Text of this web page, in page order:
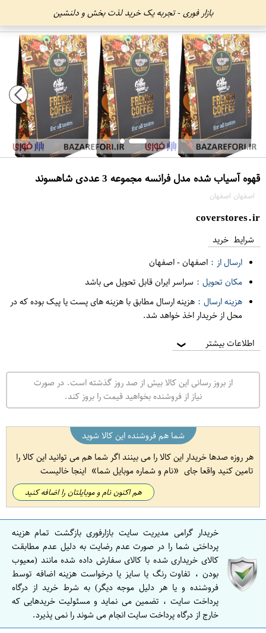
بازار فوری - تجربه یک خرید لذت بخش و دلنشین
قهوه آسیاب شده مدل فرانسه مجموعه 3 عددی شاهسوند
اصفهان اصفهان
coverstores.ir
شرایط خرید
ارسال از : اصفهان-اصفهان
مکان تحویل : سراسر ایران قابل تحویل می باشد
هزینه ارسال : هزینه ارسال مطابق با هزینه های پست یا پیک بوده که در
محل از خریدار اخذ خواهد شد.
اطلاعات بیشتر ❯
از بروز رسانی این کالا بیش از صد روز گذشته است. در صورت
نیاز از فروشنده بخواهید قیمت را بروز کند.
شما هم فروشنده این کالا شوید
هر روزه صدها خریدار این کالا را می بینند اگر شما هم می توانید این کالا را
تامین کنید واقعا جای
نام و شماره موبایل شما اینجا خالیست
هم اکنون نام و موبایلتان را اضافه کنید
خریدار گرامی مدیریت سایت بازارفوری بازگشت تمام هزینه
پرداختی شما را در صورت عدم رضایت به دلیل عدم مطابقت
کالای خریداری شده با کالای سفارش داده شده مانند (معیوب
بودن ، تفاوت رنگ یا سایز یا درخواست هزینه اضافه توسط
فروشنده و یا هر دلیل موجه دیگر) به شرط خرید از درگاه
پرداخت سایت ، تضمین می نماید و مسئولیت خریدهایی که
خارج از درگاه پرداخت سایت انجام می شوند را نمی پذیرد.